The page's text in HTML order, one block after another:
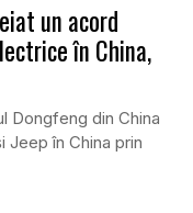
un acord
în China,
Dongfeng din China
în China prin